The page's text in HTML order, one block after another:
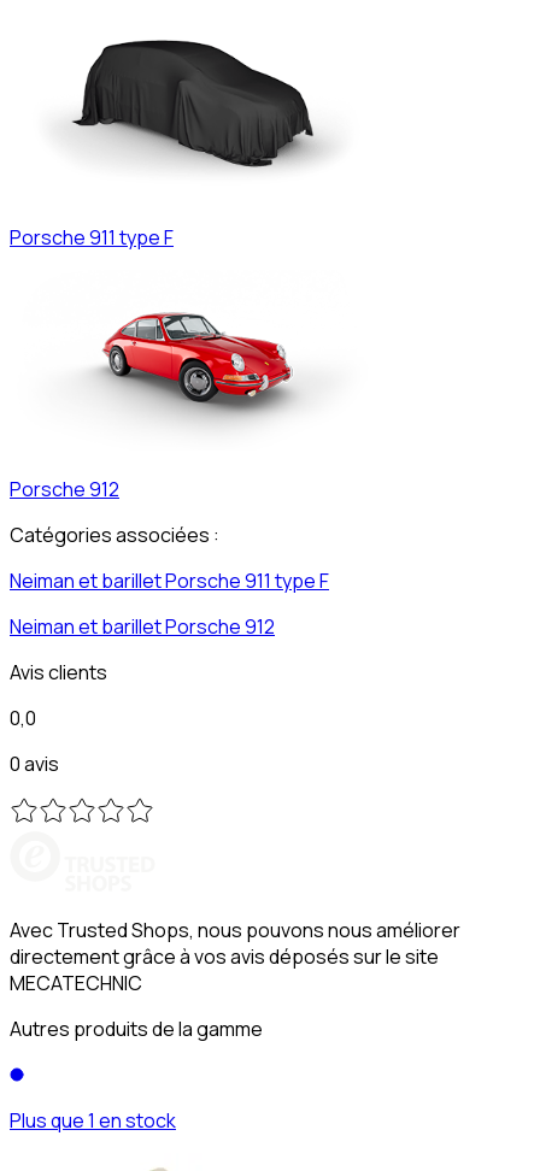
Porsche911 type F
Porsche912
Catégories associées :
Neiman et barilletPorsche911 type F
Neiman et barilletPorsche912
Avis clients
0,0
0 avis
Avec Trusted Shops, nous pouvons nous améliorer
directement grâce à vos avis déposés sur le site
MECATECHNIC
Autres produits de la gamme
Plus que 1 en stock